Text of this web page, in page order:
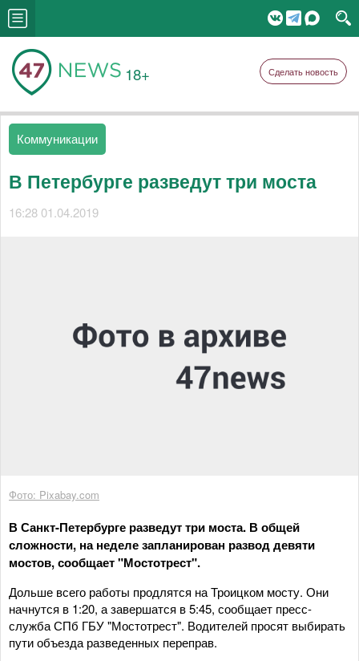
18+ Сделать новость
Коммуникации
В Петербурге разведут три моста
16:28 01.04.2019
Фото: Pixabay.com
В Санкт-Петербурге разведут три моста. В общей
сложности, на неделе запланирован развод девяти
мостов, сообщает "Мостотрест".
Дольше всего работы продлятся на Троицком мосту. Они
начнутся в 1:20, а завершатся в 5:45, сообщает пресс-
служба СПб ГБУ "Мостотрест". Водителей просят выбирать
пути объезда разведенных переправ.